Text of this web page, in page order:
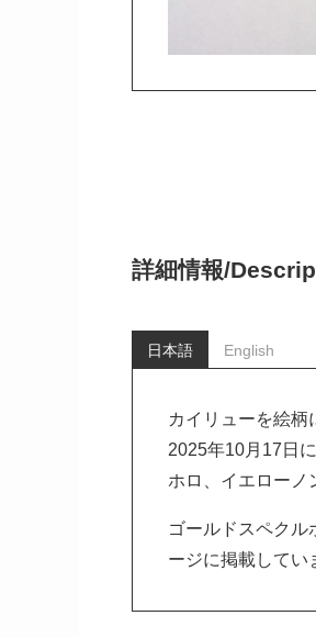
詳細情報/
日本語 English
カイリューを絵柄
2025年10月17日
ホロ、イエローノ
ゴールドスペクル
ージに掲載してい